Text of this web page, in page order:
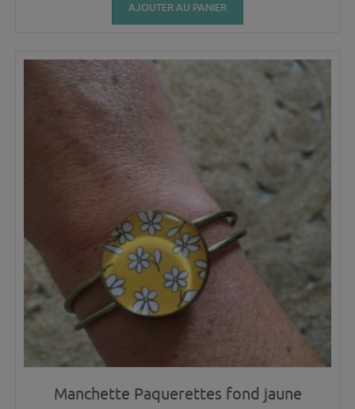
AJOUTER AU PANIER
Manchette Paquerettes fond jaune